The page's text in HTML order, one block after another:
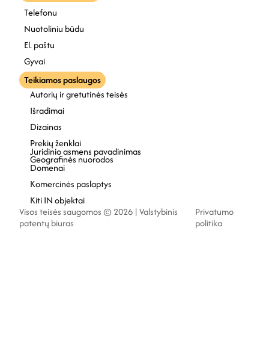
Telefonu
Nuotoliniu būdu
El. paštu
Gyvai
Teikiamos paslaugos
Autorių ir gretutinės teisės
Išradimai
Dizainas
Prekių ženklai
Geografinės nuorodos
Juridinio asmens pavadinimas
Domenai
Komercinės paslaptys
Kiti IN objektai
Visos teisės saugomos © 2026 | Valstybinis
patentų biuras
Privatumo
politika